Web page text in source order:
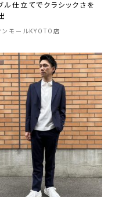
ル仕立てでクラシックさを
ンモールKYOTO店